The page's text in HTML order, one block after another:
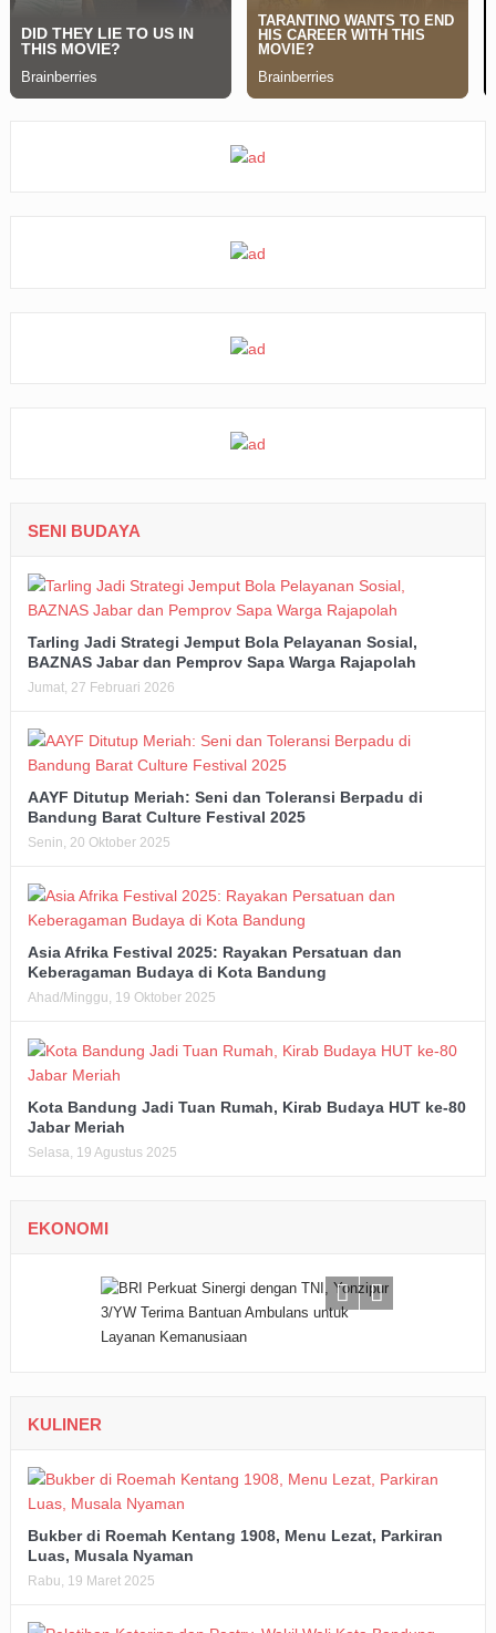
SENI BUDAYA
Tarling Jadi Strategi Jemput Bola Pelayanan Sosial,
BAZNAS Jabar dan Pemprov Sapa Warga Rajapolah
Jumat, 27 Februari 2026
AAYF Ditutup Meriah: Seni dan Toleransi Berpadu di
Bandung Barat Culture Festival 2025
Senin, 20 Oktober 2025
Asia Afrika Festival 2025: Rayakan Persatuan dan
Keberagaman Budaya di Kota Bandung
Ahad/Minggu, 19 Oktober 2025
Kota Bandung Jadi Tuan Rumah, Kirab Budaya HUT ke-80
Jabar Meriah
Selasa, 19 Agustus 2025
EKONOMI
KULINER
Bukber di Roemah Kentang 1908, Menu Lezat, Parkiran
Luas, Musala Nyaman
Rabu, 19 Maret 2025